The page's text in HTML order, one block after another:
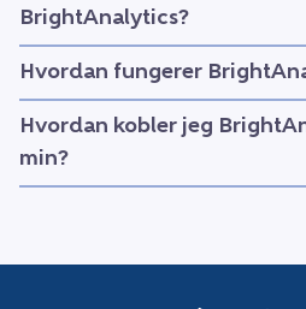
BrightAnalytics?
Hvordan fungerer
Hvordan kobler jeg
min?